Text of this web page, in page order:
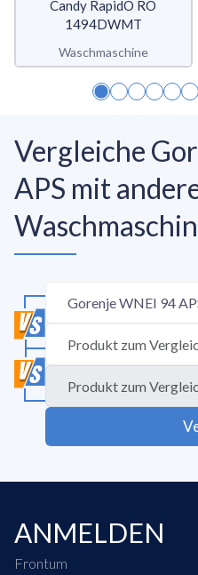
Candy RapidÓ RO
1494DWMT
Waschmaschine
Vergleiche
APS mit
ANMELDEN
Frontum